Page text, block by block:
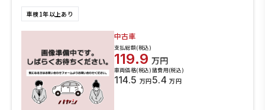
車検1年以上あり
中古車
支払総額(税込)
119.9 万円
車両価格(税込)
114.5 万円
諸費用(税込)
5.4 万円